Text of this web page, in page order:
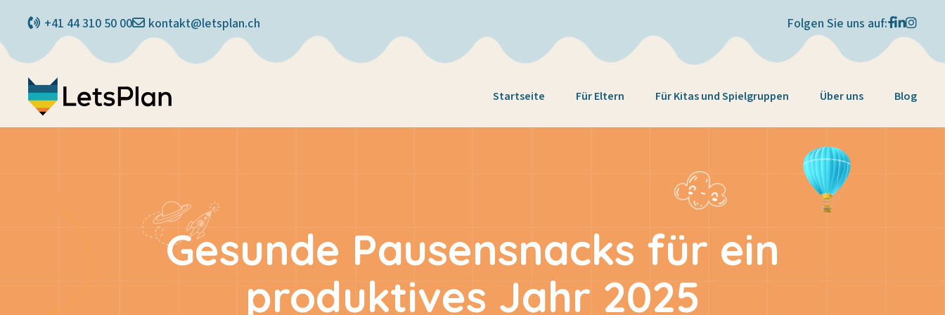
+41 44 310 50 00 kontakt@letsplan.ch Folgen Sie uns auf:
Startseite Für Eltern Für Kitas und Spielgruppen Über uns Blog
Gesunde Pausensnacks für ein
produktives Jahr 2025